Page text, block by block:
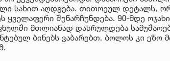
სახით აღდგება. თითოეულ დეტალს,
ყველაფერი შენარჩუნდება. 90-მდე
მთლიანად დასრულდება
ბინებს ვაბარებთ. ბოლოს კი ეზო